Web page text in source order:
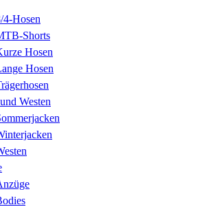
4-Hosen
Shorts
Hosen
Hosen
Westen